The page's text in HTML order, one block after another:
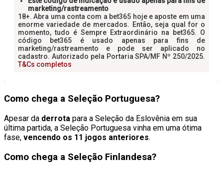
Como chega a Seleção Portuguesa?
Apesar da derrota para a Seleção da Eslovênia em sua
última partida, a Seleção Portuguesa vinha em uma ótima
fase, vencendo os 11 jogos anteriores.
Como chega a Seleção Finlandesa?